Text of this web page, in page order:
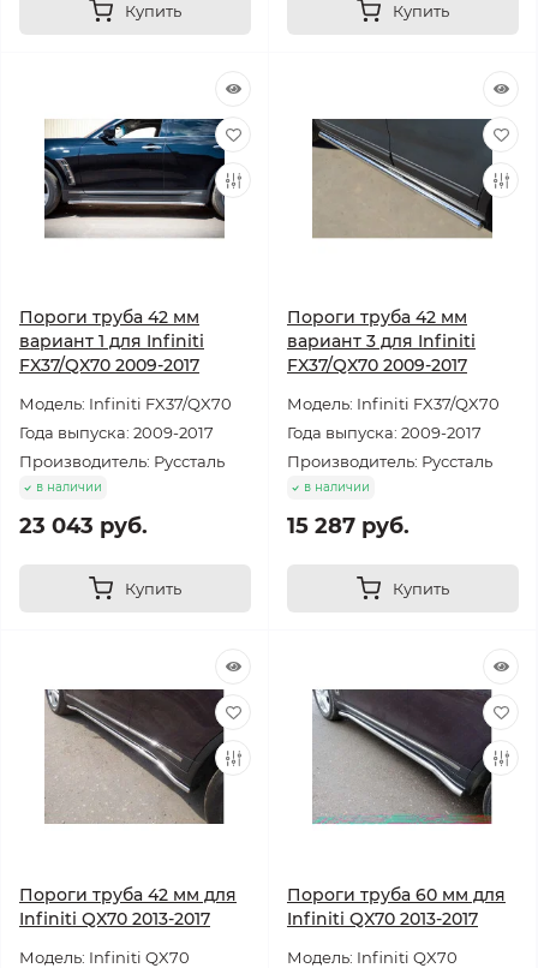
Купить Купить
Пороги труба 42 мм
вариант 1 для Infiniti
FX37/QX70 2009-2017
Модель: Infiniti FX37/QX70
Года выпуска: 2009-2017
Производитель: Руссталь
в наличии
23 043 руб.
Купить
Пороги труба 42 мм
вариант 3 для Infiniti
FX37/QX70 2009-2017
Модель: Infiniti FX37/QX70
Года выпуска: 2009-2017
Производитель: Руссталь
в наличии
15 287 руб.
Купить
Пороги труба 42 мм для
Infiniti QX70 2013-2017
Модель: Infiniti QX70
Пороги труба 60 мм для
Infiniti QX70 2013-2017
Модель: Infiniti QX70